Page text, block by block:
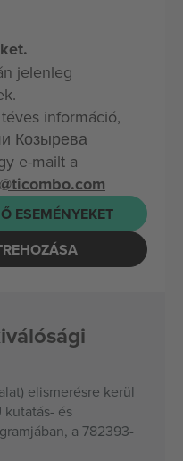
jelenleg
információ,
Козырева
e-mailt a
ESEMÉNYEKET
elismerésre kerül
kutatás- és
a 782393-